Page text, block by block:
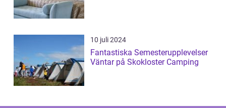
10 juli 2024
Fantastiska Semesterupplevelser
Väntar på Skokloster Camping